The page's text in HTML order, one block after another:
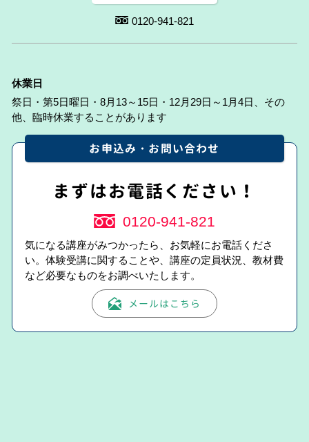
0120-941-821
休業日
祭日・第5日曜日・8月13～15日・12月29日～1月4日、その
他、臨時休業することがあります
お申込み・お問い合わせ
まずはお電話ください！
0120-941-821
気になる講座がみつかったら、お気軽にお電話くださ
い。体験受講に関することや、講座の定員状況、教材費
など必要なものをお調べいたします。
メールはこちら